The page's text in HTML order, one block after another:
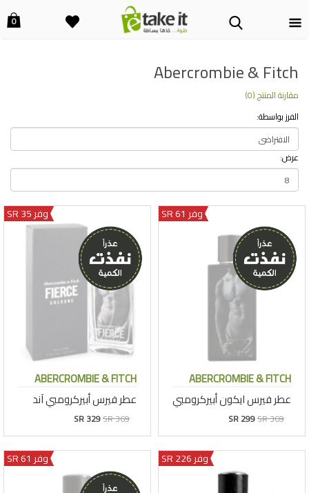
0
Abercrombie & Fitch
مقارنة المنتج (0)
الفرز بواسطة:
عرض:
وفر 61 SR
ABERCROMBIE & FITCH
عطر فيرس ايكون أبيركرومبي
SR 299SR 369
وفر 35 SR
ABERCROMBIE & FITCH
عطر فيرس أبيركرومبي آند
SR 329SR 369
وفر 226 SR وفر 61 SR